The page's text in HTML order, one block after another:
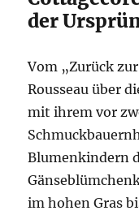
der
Vom „Zurück
Rousseau über
mit ihrem vor
Blumenkindern
im hohen Gras